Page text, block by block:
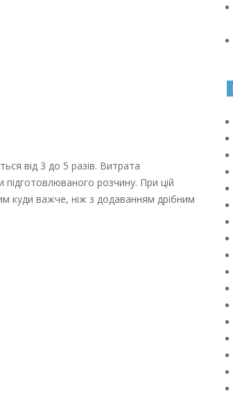
від 3 до 5 разів. Витрата
підготовлюваного розчину. При цій
куди важче, ніж з додаванням дрібним